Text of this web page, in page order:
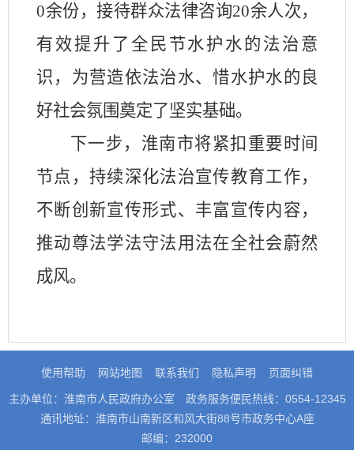
0余份，接待群众法律咨询20余人次，
有效提升了全民节水护水的法治意
识，为营造依法治水、惜水护水的良
好社会氛围奠定了坚实基础。
下一步，淮南市将紧扣重要时间
节点，持续深化法治宣传教育工作，
不断创新宣传形式、丰富宣传内容，
推动尊法学法守法用法在全社会蔚然
成风。
使用帮助 网站地图 联系我们 隐私声明 页面纠错
主办单位：淮南市人民政府办公室
政务服务便民热线：0554-12345
通讯地址：淮南市山南新区和风大街88号市政务中心A座
邮编：232000